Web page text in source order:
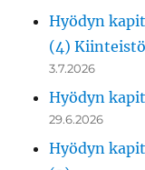
Hyödyn
(4)
3.7.2026
Hyödyn
29.6.2026
Hyödyn